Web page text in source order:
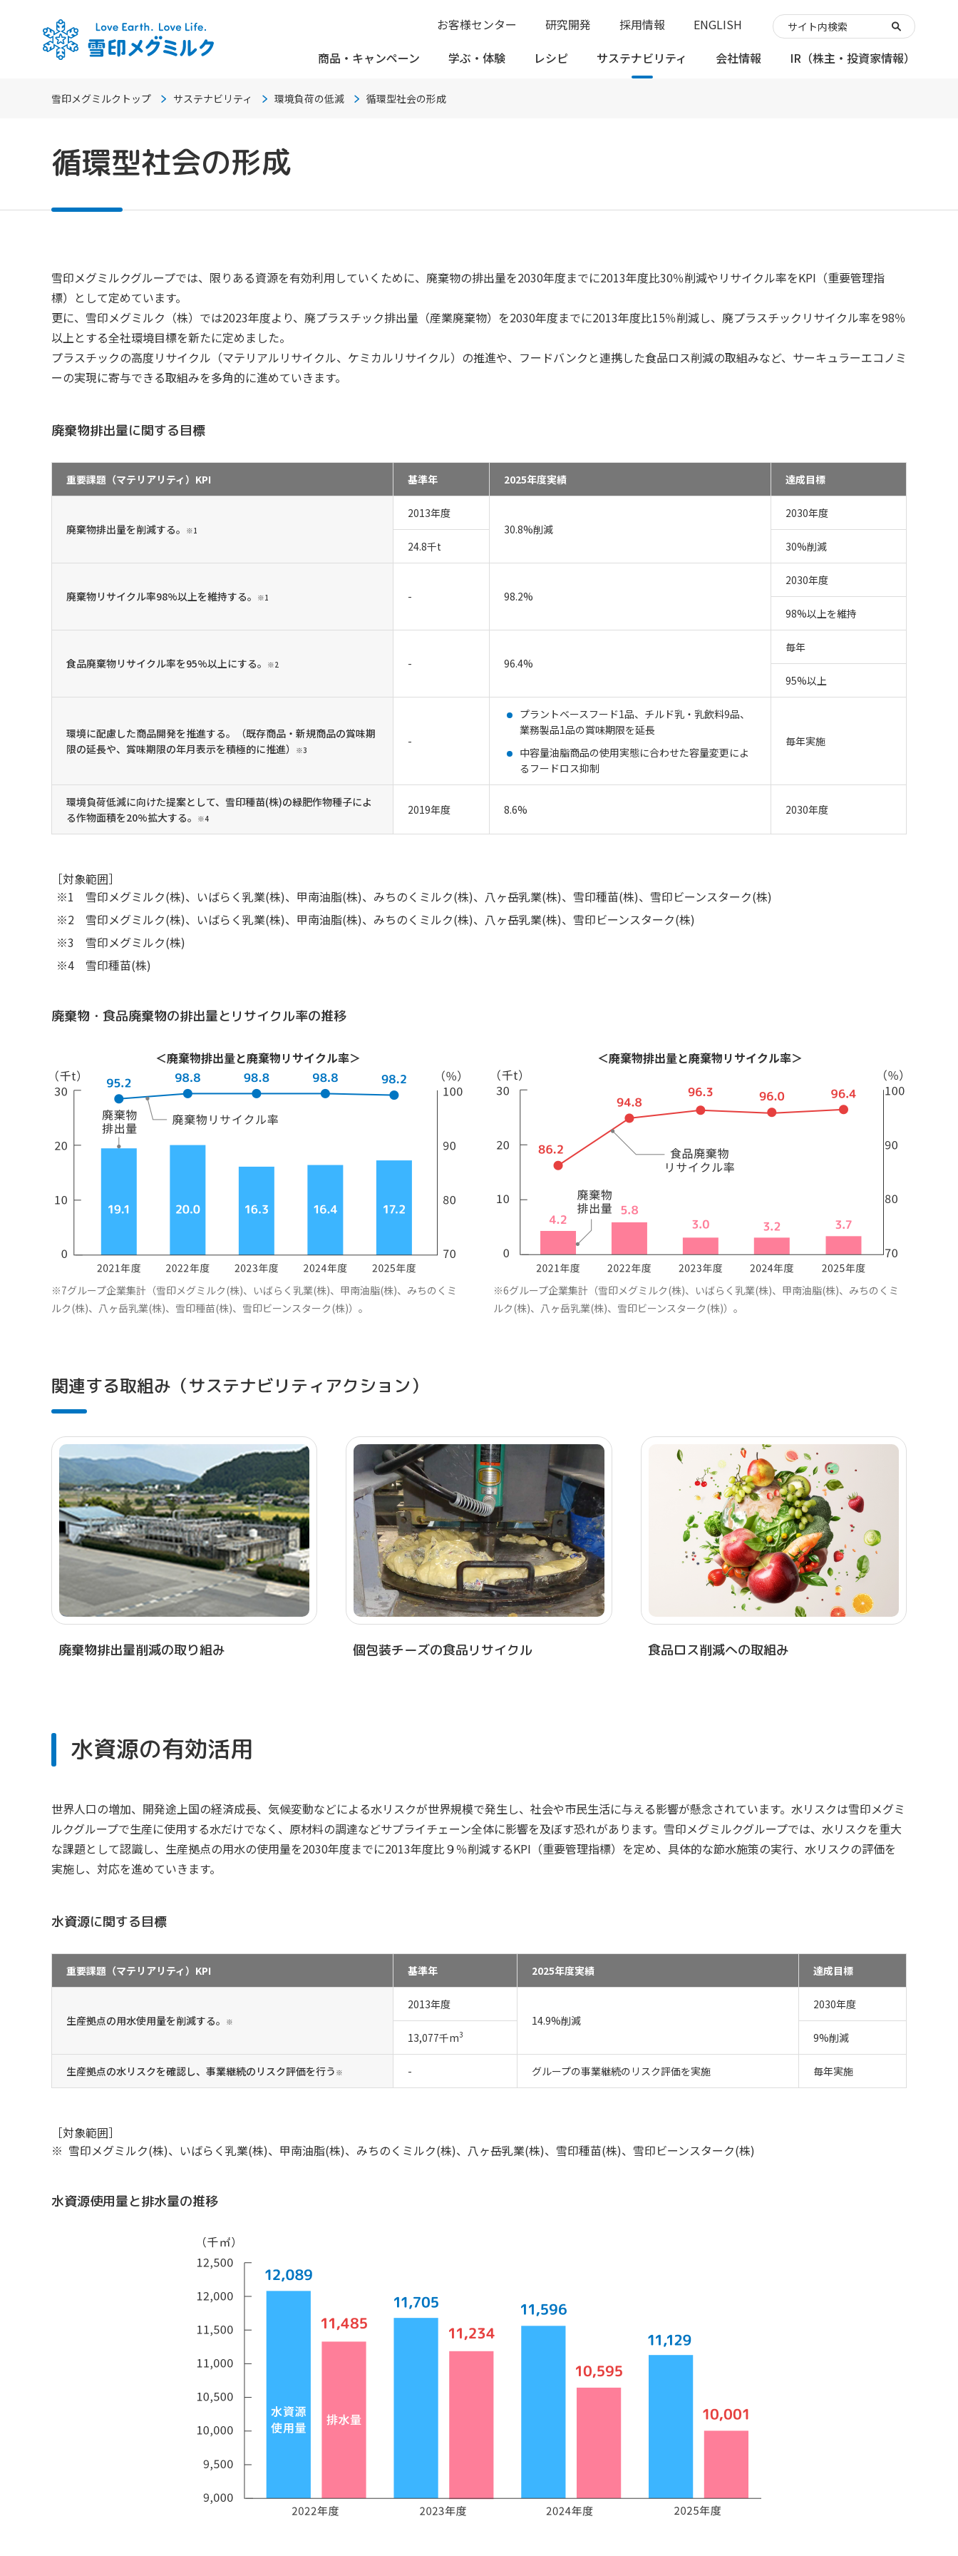
商品・ キャンペーン 学ぶ・ 体験 レシピ サステナビリティ 会社情報 IR （株主・投資家情報）
お客様センター 研究開発 採用情報 ENGLISH
雪印メグミルクトップ サステナビリティ 環境負荷の低減 循環型社会の形成
循環型社会の形成
雪印メグミルクグループでは、限りある資源を有効利用していくために、廃棄物の排出量を2030年度までに2013年度比30％削減やリサイクル率をKPI（重要管理指
標）として定めています。
更に、雪印メグミルク（株）では2023年度より、廃プラスチック排出量（産業廃棄物）を2030年度までに2013年度比15％削減し、廃プラスチックリサイクル率を98％
以上とする全社環境目標を新たに定めました。
プラスチックの高度リサイクル（マテリアルリサイクル、ケミカルリサイクル）の推進や、フードバンクと連携した食品ロス削減の取組みなど、サーキュラーエコノミ
ーの実現に寄与できる取組みを多角的に進めていきます。
廃棄物排出量に関する目標
重要課題（マテリアリティ）KPI 基準年 2025年度実績 達成目標
廃棄物排出量を削減する。 ※1
2013年度
30.8%削減
2030年度
24.8千t 30%削減
廃棄物リサイクル率98%以上を維持する。 ※1 - 98.2%
2030年度
98%以上を維持
食品廃棄物リサイクル率を95%以上にする。 ※2 - 96.4%
毎年
95%以上
環境に配慮した商品開発を推進する。（既存商品・新規商品の賞味期
限の延長や、賞味期限の年月表示を積極的に推進）
※3
-
プラントベースフード1品、チルド乳・乳飲料9品、
業務製品1品の賞味期限を延長
中容量油脂商品の使用実態に合わせた容量変更によ
るフードロス抑制
毎年実施
環境負荷低減に向けた提案として、雪印種苗(株)の緑肥作物種子によ
る作物面積を20%拡大する。
※4
2019年度 8.6% 2030年度
［対象範囲］
雪印メグミルク(株)、いばらく乳業(株)、甲南油脂(株)、みちのくミルク(株)、八ヶ岳乳業(株)、雪印種苗(株)、雪印ビーンスターク(株)
雪印メグミルク(株)、いばらく乳業(株)、甲南油脂(株)、みちのくミルク(株)、八ヶ岳乳業(株)、雪印ビーンスターク(株)
雪印メグミルク(株)
雪印種苗(株)
廃棄物・食品廃棄物の排出量とリサイクル率の推移
＜廃棄物排出量と廃棄物リサイクル率＞
※7グループ企業集計（雪印メグミルク(株)、いばらく乳業(株)、甲南油脂(株)、みちのくミ
ルク(株)、八ヶ岳乳業(株)、雪印種苗(株)、雪印ビーンスターク(株)）。
＜廃棄物排出量と廃棄物リサイクル率＞
※6グループ企業集計（雪印メグミルク(株)、いばらく乳業(株)、甲南油脂(株)、みちのくミ
ルク(株)、八ヶ岳乳業(株)、雪印ビーンスターク(株)）。
関連する取組み（サステナビリティアクション）
廃棄物排出量削減の取り組み 個包装チーズの食品リサイクル 食品ロス削減への取組み
水資源の有効活用
世界人口の増加、開発途上国の経済成長、気候変動などによる水リスクが世界規模で発生し、社会や市民生活に与える影響が懸念されています。水リスクは雪印メグミ
ルクグループで生産に使用する水だけでなく、原材料の調達などサプライチェーン全体に影響を及ぼす恐れがあります。雪印メグミルクグループでは、水リスクを重大
な課題として認識し、生産拠点の用水の使用量を2030年度までに2013年度比９％削減するKPI（重要管理指標）を定め、具体的な節水施策の実行、水リスクの評価を
実施し、対応を進めていきます。
水資源に関する目標
重要課題（マテリアリティ）KPI 基準年 2025年度実績 達成目標
生産拠点の用水使用量を削減する。 ※
2013年度
14.9%削減
2030年度
13,077千m3 9%削減
生産拠点の水リスクを確認し、事業継続のリスク評価を行う ※ - グループの事業継続のリスク評価を実施 毎年実施
［対象範囲］
雪印メグミルク(株)、いばらく乳業(株)、甲南油脂(株)、みちのくミルク(株)、八ヶ岳乳業(株)、雪印種苗(株)、雪印ビーンスターク(株)
水資源使用量と排水量の推移